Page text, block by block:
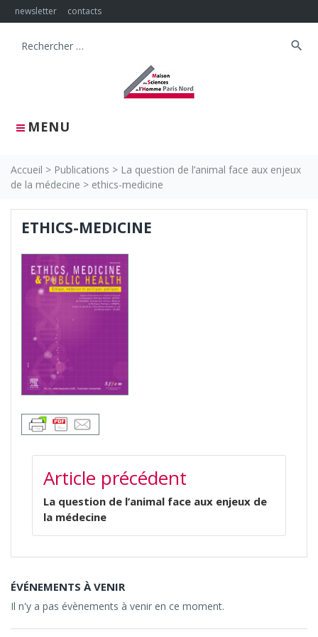
Skip
to
newsletter contacts
MENU
Search
search
Accueil > Publications > La question de l’animal face aux enjeux
de la médecine > ethics-medicine
ETHICS-MEDICINE
NAVIGATION
DE
L’ARTICLE
Article précédent
La question de l’animal face aux enjeux de
la médecine
ÉVÉNEMENTS À VENIR
Il n'y a pas évènements à venir en ce moment.